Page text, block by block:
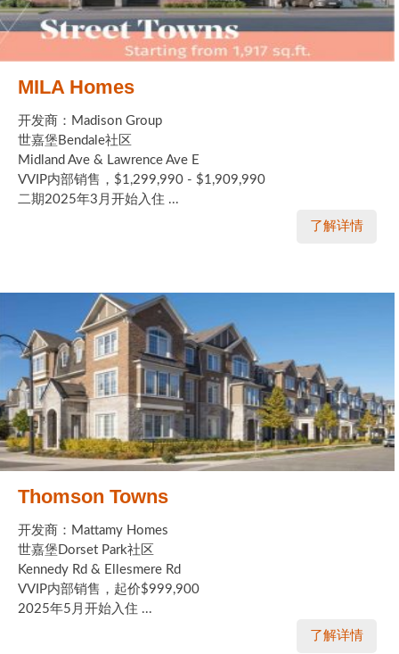
MILA Homes
开发商：Madison Group
世嘉堡Bendale社区
Midland Ave & Lawrence Ave E
VVIP内部销售，$1,299,990 - $1,909,990
二期2025年3月开始入住 ...
了解详情
Thomson Towns
开发商：Mattamy Homes
世嘉堡Dorset Park社区
Kennedy Rd & Ellesmere Rd
VVIP内部销售，起价$999,900
2025年5月开始入住 ...
了解详情